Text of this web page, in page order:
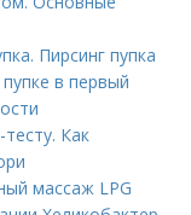
Пирсинг пупка
в первый
Как
массаж LPG